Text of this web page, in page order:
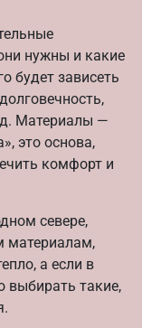
нужны и какие
будет зависеть
Материалы —
это основа,
комфорт и
севере,
материалам,
а если в
выбирать такие,